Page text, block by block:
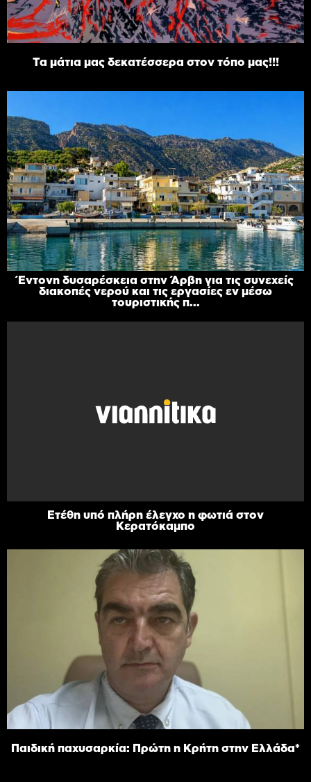
Τα μάτια μας δεκατέσσερα στον τόπο μας!!!
Έντονη δυσαρέσκεια στην Άρβη για τις συνεχείς
διακοπές νερού και τις εργασίες εν μέσω
τουριστικής π...
Ετέθη υπό πλήρη έλεγχο η φωτιά στον
Κερατόκαμπο
Παιδική παχυσαρκία: Πρώτη η Κρήτη στην Ελλάδα*